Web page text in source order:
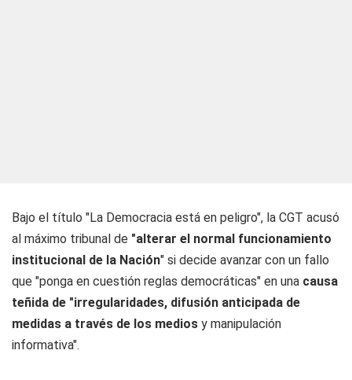
Bajo el título "La Democracia está en peligro", la CGT acusó
al máximo tribunal de "alterar el normal funcionamiento
institucional de la Nación" si decide avanzar con un fallo
que "ponga en cuestión reglas democráticas" en una causa
teñida de "irregularidades, difusión anticipada de
medidas a través de los medios y manipulación
informativa".